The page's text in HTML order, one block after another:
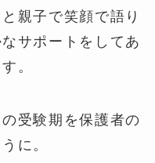
親子で笑顔で語り
サポートをしてあ
。
受験期を保護者の
に。